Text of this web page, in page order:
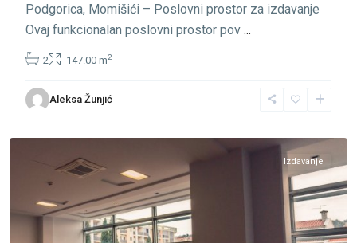
Podgorica, Momišići – Poslovni prostor za izdavanje
Ovaj funkcionalan poslovni prostor pov ...
2 147.00 m2
Aleksa Žunjić
Momišići,
Izdavanje